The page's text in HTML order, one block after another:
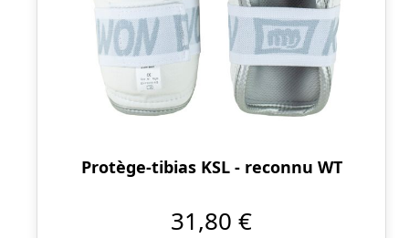
Protège-tibias KSL - reconnu WT
31,80 €